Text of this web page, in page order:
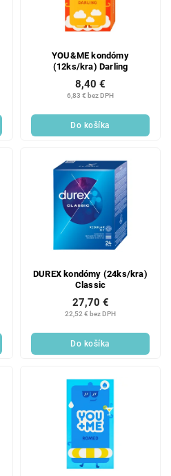
YOU&ME kondómy
(12ks/kra) Darling
6,83 € bez DPH
8,40 €
Do košíka
DUREX kondómy (24ks/kra)
Classic
22,52 € bez DPH
27,70 €
Do košíka